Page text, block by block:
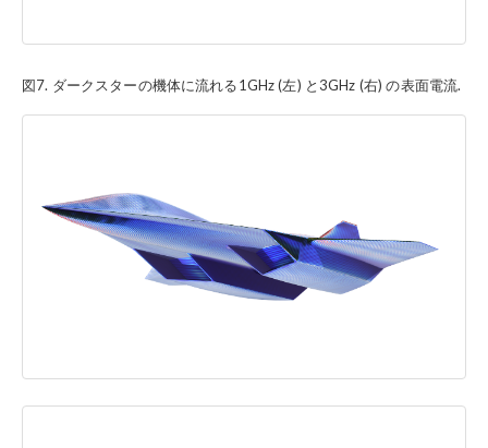
図7. ダークスターの機体に流れる1GHz (左) と3GHz (右) の表面電流.